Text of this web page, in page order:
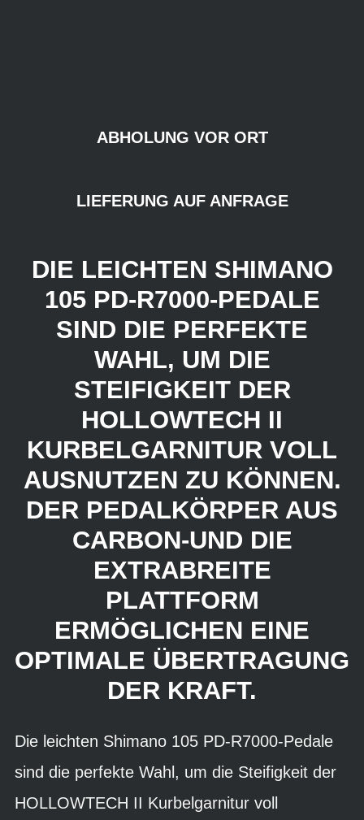
ABHOLUNG VOR ORT
LIEFERUNG AUF ANFRAGE
DIE LEICHTEN SHIMANO
105 PD-R7000-PEDALE
SIND DIE PERFEKTE
WAHL, UM DIE
STEIFIGKEIT DER
HOLLOWTECH II
KURBELGARNITUR VOLL
AUSNUTZEN ZU KÖNNEN.
DER PEDALKÖRPER AUS
CARBON-UND DIE
EXTRABREITE
PLATTFORM
ERMÖGLICHEN EINE
OPTIMALE ÜBERTRAGUNG
DER KRAFT.
Die leichten Shimano 105 PD-R7000-Pedale
sind die perfekte Wahl, um die Steifigkeit der
HOLLOWTECH II Kurbelgarnitur voll